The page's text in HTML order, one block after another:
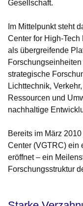
Gesellschaft.
Im Mittelpunkt steht
Center for High-
als übergreifende
strategische
Lichttechnik,
Ressourcen und
nachhaltige
Bereits im März
Center (VGTRC) ein
eröffnet – ein
Forschungsstruktur